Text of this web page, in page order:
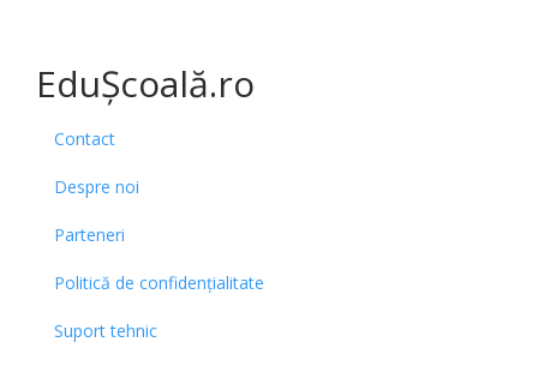
EduȘcoală.ro
Contact
Despre noi
Parteneri
Politică de confidențialitate
Suport tehnic